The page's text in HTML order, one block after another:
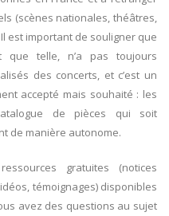
(scènes nationales, théâtres,
est important de souligner que
que telle, n’a pas toujours
des concerts, et c’est un
accepté mais souhaité : les
de pièces qui soit
de manière autonome.
gratuites (notices
témoignages) disponibles
avez des questions au sujet